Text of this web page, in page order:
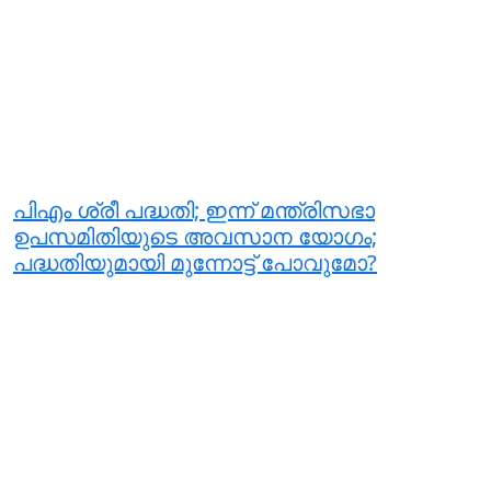
പിഎം ശ്രീ പദ്ധതി; ഇന്ന് മന്ത്രിസഭാ
ഉപസമിതിയുടെ അവസാന യോഗം;
പദ്ധതിയുമായി മുന്നോട്ട് പോവുമോ?